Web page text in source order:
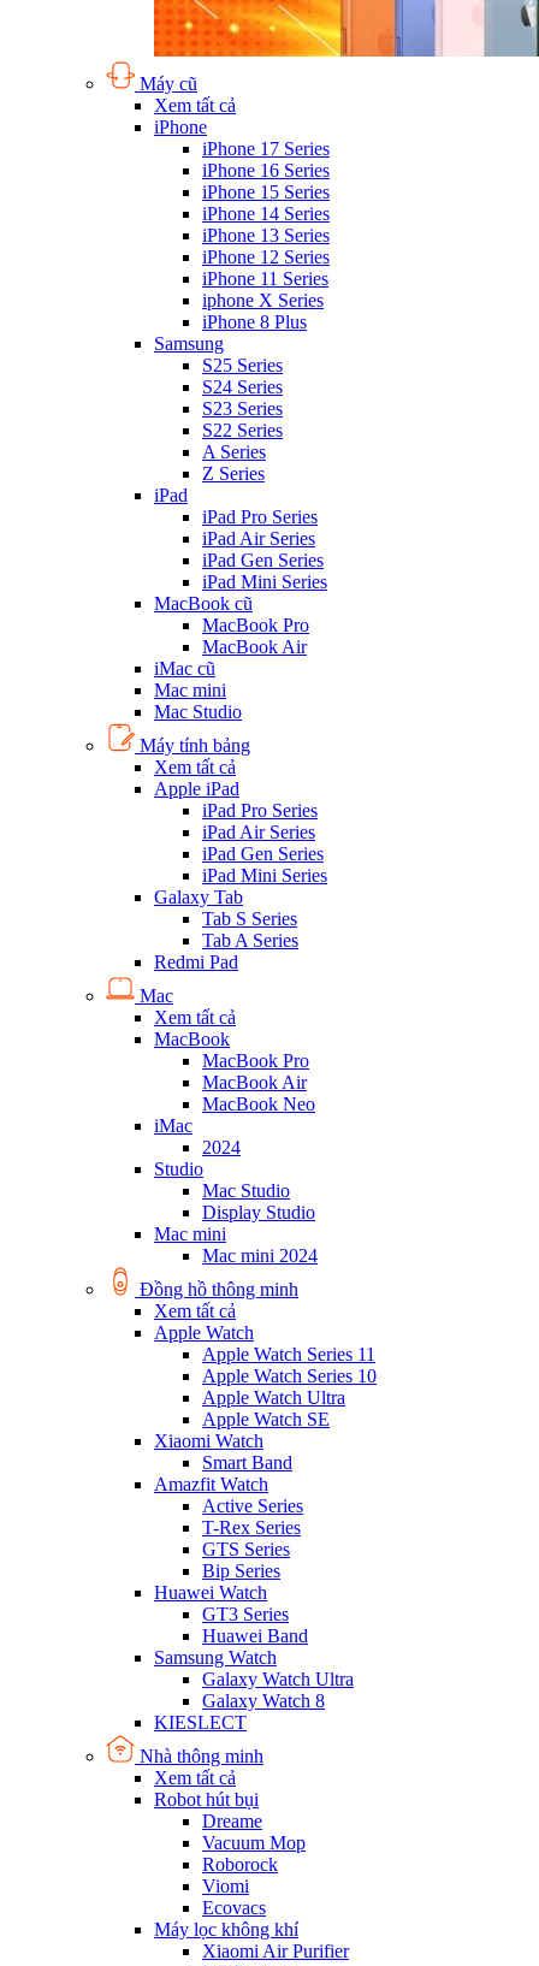
Máy cũ
Xem tất cả
iPhone
iPhone 17 Series
iPhone 16 Series
iPhone 15 Series
iPhone 14 Series
iPhone 13 Series
iPhone 12 Series
iPhone 11 Series
iphone X Series
iPhone 8 Plus
Samsung
S25 Series
S24 Series
S23 Series
S22 Series
A Series
Z Series
iPad
iPad Pro Series
iPad Air Series
iPad Gen Series
iPad Mini Series
MacBook cũ
MacBook Pro
MacBook Air
iMac cũ
Mac mini
Mac Studio
Máy tính bảng
Xem tất cả
Apple iPad
iPad Pro Series
iPad Air Series
iPad Gen Series
iPad Mini Series
Galaxy Tab
Tab S Series
Tab A Series
Redmi Pad
Mac
Xem tất cả
MacBook
MacBook Pro
MacBook Air
MacBook Neo
iMac
2024
Studio
Mac Studio
Display Studio
Mac mini
Mac mini 2024
Đồng hồ thông minh
Xem tất cả
Apple Watch
Apple Watch Series 11
Apple Watch Series 10
Apple Watch Ultra
Apple Watch SE
Xiaomi Watch
Smart Band
Amazfit Watch
Active Series
T-Rex Series
GTS Series
Bip Series
Huawei Watch
GT3 Series
Huawei Band
Samsung Watch
Galaxy Watch Ultra
Galaxy Watch 8
KIESLECT
Nhà thông minh
Xem tất cả
Robot hút bụi
Dreame
Vacuum Mop
Roborock
Viomi
Ecovacs
Máy lọc không khí
Xiaomi Air Purifier